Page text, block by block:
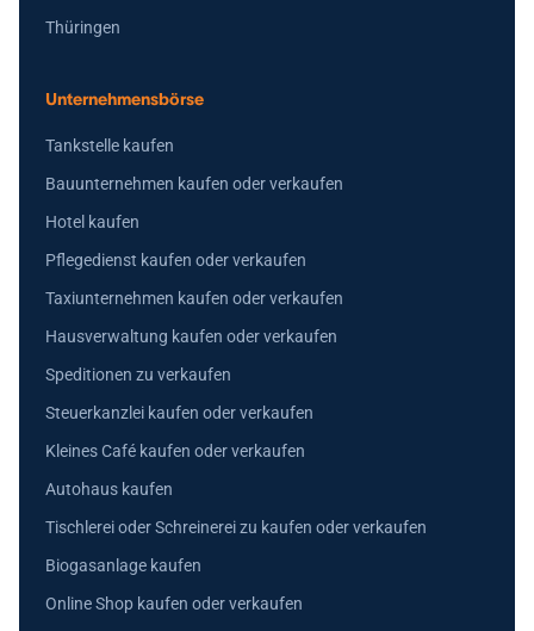
Thüringen
Unternehmensbörse
Tankstelle kaufen
Bauunternehmen kaufen oder verkaufen
Hotel kaufen
Pflegedienst kaufen oder verkaufen
Taxiunternehmen kaufen oder verkaufen
Hausverwaltung kaufen oder verkaufen
Speditionen zu verkaufen
Steuerkanzlei kaufen oder verkaufen
Kleines Café kaufen oder verkaufen
Autohaus kaufen
Tischlerei oder Schreinerei zu kaufen oder verkaufen
Biogasanlage kaufen
Online Shop kaufen oder verkaufen